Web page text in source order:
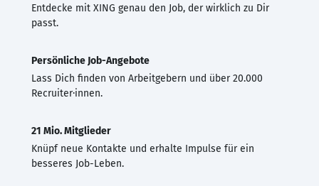
Entdecke mit XING genau den Job, der wirklich zu Dir
passt.
Persönliche Job-Angebote
Lass Dich finden von Arbeitgebern und über 20.000
Recruiter·innen.
21 Mio. Mitglieder
Knüpf neue Kontakte und erhalte Impulse für ein
besseres Job-Leben.